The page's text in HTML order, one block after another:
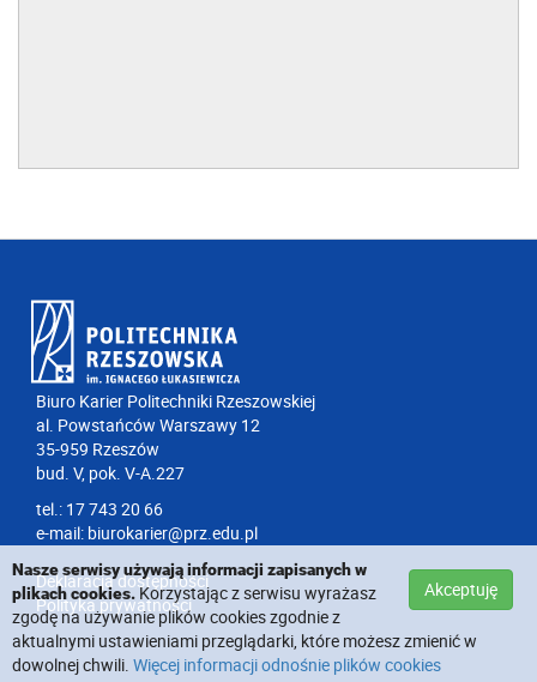
Biuro Karier Politechniki Rzeszowskiej
al. Powstańców Warszawy 12
35-959 Rzeszów
bud. V, pok. V-A.227
tel.: 17 743 20 66
e-mail: biurokarier@prz.edu.pl
Deklaracja dostępności
Polityka prywatności
Akceptuję
Nasze serwisy używają informacji zapisanych w
plikach cookies.Korzystając z serwisu wyrażasz
zgodę na używanie plików cookies zgodnie z
aktualnymi ustawieniami przeglądarki, które możesz zmienić w
dowolnej chwili. Więcej informacji odnośnie plików cookies